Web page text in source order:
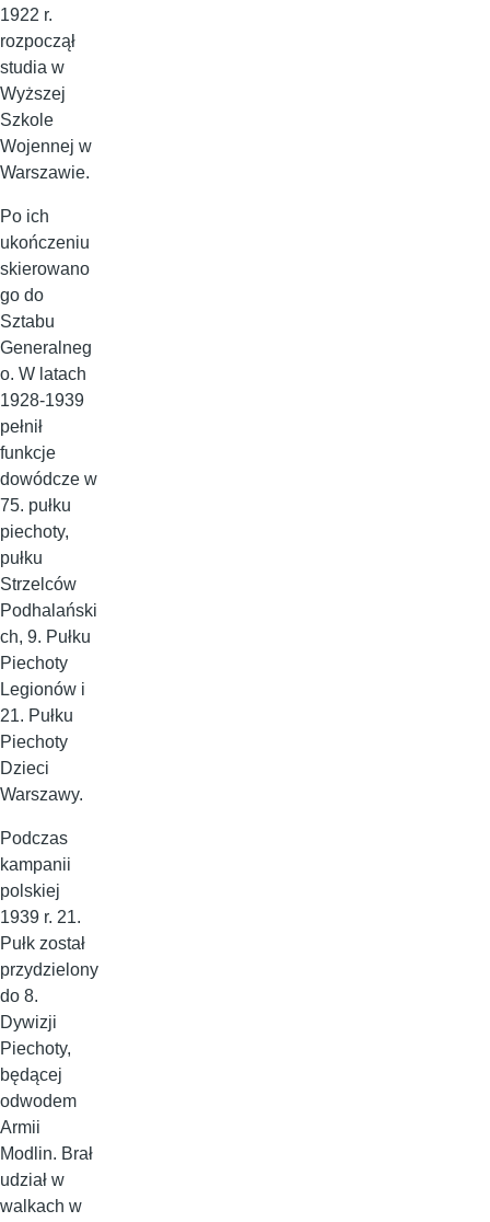
1922 r.
rozpoczął
studia w
Wyższej
Szkole
Wojennej w
Warszawie.
Po ich
ukończeniu
skierowano
go do
Sztabu
Generalneg
o. W latach
1928-1939
pełnił
funkcje
dowódcze w
75. pułku
piechoty,
pułku
Strzelców
Podhalański
ch, 9. Pułku
Piechoty
Legionów i
21. Pułku
Piechoty
Dzieci
Warszawy.
Podczas
kampanii
polskiej
1939 r. 21.
Pułk został
przydzielony
do 8.
Dywizji
Piechoty,
będącej
odwodem
Armii
Modlin. Brał
udział w
walkach w